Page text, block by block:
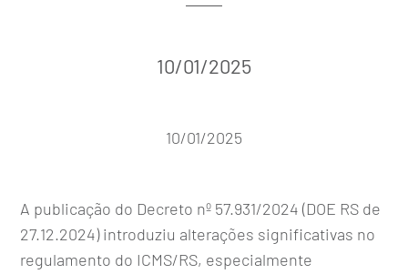
10/01/2025
10/01/2025
A publicação do Decreto nº 57.931/2024 (DOE RS de
27.12.2024) introduziu alterações significativas no
regulamento do ICMS/RS, especialmente